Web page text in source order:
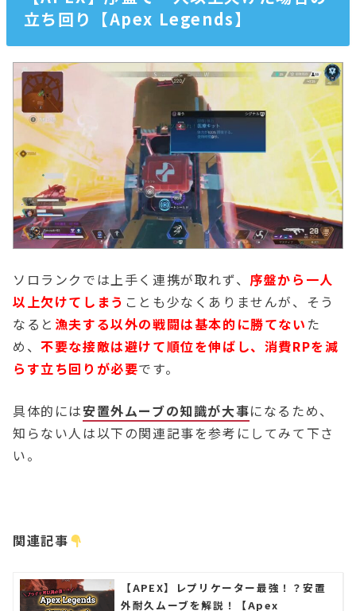
立ち回り【Apex Legends】
ソロランクでは上手く連携が取れず、 序盤から一人
以上欠けてしまう ことも少なくありませんが、そう
なると 漁夫する以外の戦闘は基本的に勝てない た
め、不要な接敵は避けて順位を伸ばし、消費RPを減
らす立ち回りが必要です。
具体的には安置外ムーブの知識が大事になるため、
知らない人は以下の関連記事を参考にしてみて下さ
い。
関連記事
【APEX】レプリケーター最強！？安置
外耐久ムーブを解説！【Apex